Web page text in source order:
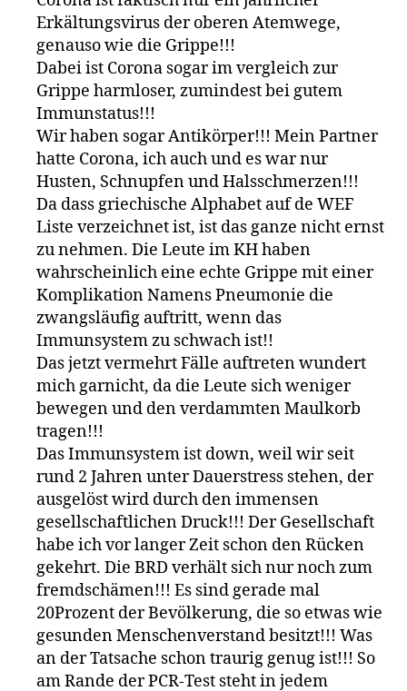
Erkältungsvirus der oberen Atemwege,
genauso wie die Grippe!!!
Dabei ist Corona sogar im vergleich zur
Grippe harmloser, zumindest bei gutem
Immunstatus!!!
Wir haben sogar Antikörper!!! Mein Partner
hatte Corona, ich auch und es war nur
Husten, Schnupfen und Halsschmerzen!!!
Da dass griechische Alphabet auf de WEF
Liste verzeichnet ist, ist das ganze nicht ernst
zu nehmen. Die Leute im KH haben
wahrscheinlich eine echte Grippe mit einer
Komplikation Namens Pneumonie die
zwangsläufig auftritt, wenn das
Immunsystem zu schwach ist!!
Das jetzt vermehrt Fälle auftreten wundert
mich garnicht, da die Leute sich weniger
bewegen und den verdammten Maulkorb
tragen!!!
Das Immunsystem ist down, weil wir seit
rund 2 Jahren unter Dauerstress stehen, der
ausgelöst wird durch den immensen
gesellschaftlichen Druck!!! Der Gesellschaft
habe ich vor langer Zeit schon den Rücken
gekehrt. Die BRD verhält sich nur noch zum
fremdschämen!!! Es sind gerade mal
20Prozent der Bevölkerung, die so etwas wie
gesunden Menschenverstand besitzt!!! Was
an der Tatsache schon traurig genug ist!!! So
am Rande der PCR-Test steht in jedem